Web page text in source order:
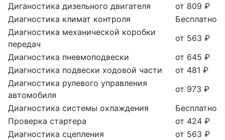
Диганостика дизельного двигателя
от 809 ₽
Диагностика климат контроля
Бесплатно
Диагностика механической коробки
передач
от 563 ₽
Диагностика пневмоподвески
от 645 ₽
Диагностика подвески ходовой части
от 481 ₽
Диагностика рулевого управления
автомобиля
от 973 ₽
Диагностика системы охлаждения
Бесплатно
Проверка стартера
от 424 ₽
Диагностика сцепления
от 563 ₽